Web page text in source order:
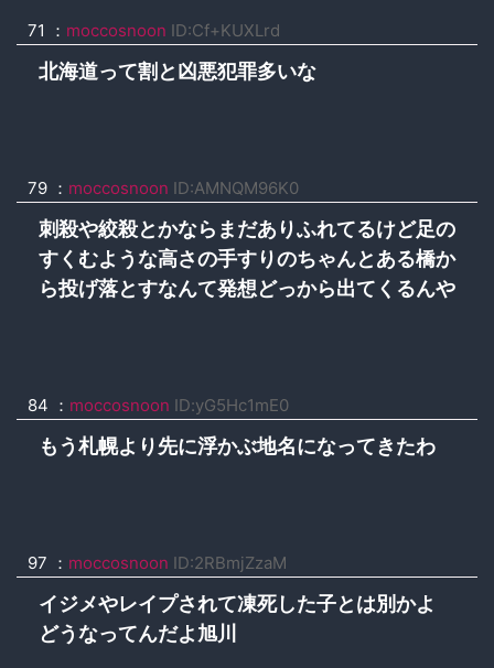
71 ： moccosnoon ID:Cf+KUXLrd
北海道って割と凶悪犯罪多いな
79 ： moccosnoon ID:AMNQM96K0
刺殺や絞殺とかならまだありふれてるけど足の
すくむような高さの手すりのちゃんとある橋か
ら投げ落とすなんて発想どっから出てくるんや
84 ： moccosnoon ID:yG5Hc1mE0
もう札幌より先に浮かぶ地名になってきたわ
97 ： moccosnoon ID:2RBmjZzaM
イジメやレイプされて凍死した子とは別かよ
どうなってんだよ旭川